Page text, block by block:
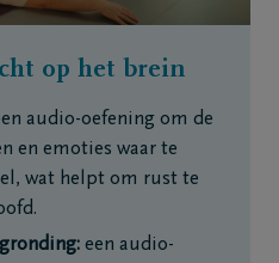
op het brein
audio-oefening om de
en emoties waar te
wat helpt om rust te
een audio-